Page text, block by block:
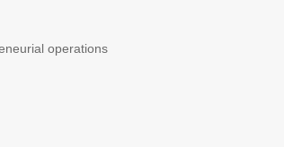
operations